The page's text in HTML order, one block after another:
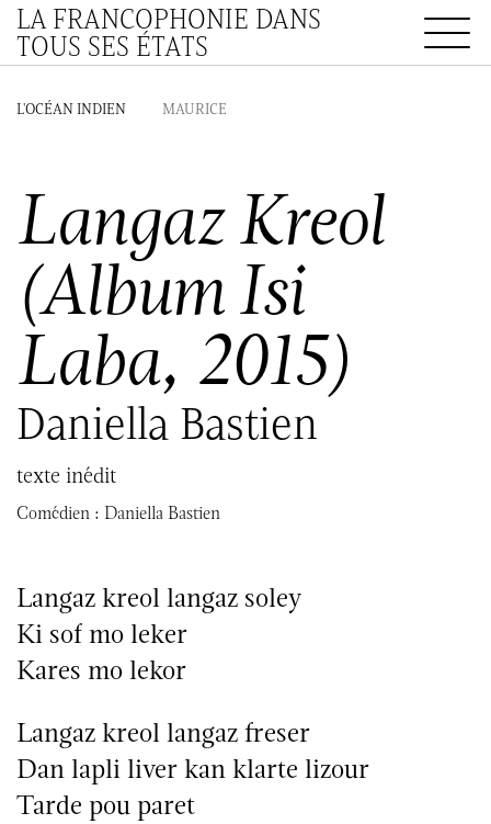
LA FRANCOPHONIE DANS
TOUS SES ÉTATS
L'OCÉAN INDIEN MAURICE
Langaz Kreol
(Album Isi
Laba, 2015)
Daniella Bastien
texte inédit
Comédien : Daniella Bastien
Langaz kreol langaz soley
Ki sof mo leker
Kares mo lekor
Langaz kreol langaz freser
Dan lapli liver kan klarte lizour
Tarde pou paret